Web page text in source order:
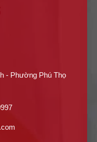
- Phường Phú Thọ